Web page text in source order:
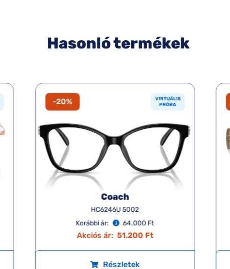
Hasonló termékek
-20%
VIRTUÁLIS
PRÓBA
Coach
HC6246U 5002
Korábbi ár:
64.000 Ft
Akciós ár: 51.200 Ft
Részletek